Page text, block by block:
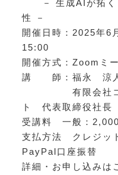
－ 生成AIが拓く
性 －
開催日時：2025年
15:00
開催方式：Zoomミ
講 師：福永 涼
有限会社ココ
ト 代表取締役社長
受講料 一般：2,000
支払方法 クレジッ
PayPal口座振替
詳細・お申し込みは